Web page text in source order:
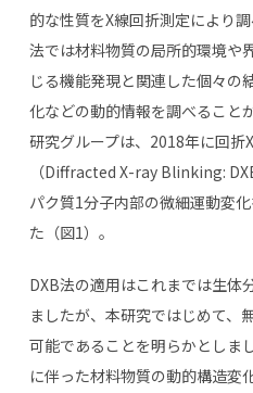
的な性質をX線回折測定により
法では材料物質の局所的環境や
じる機能発現と関連した個々の
化などの動的情報を調べること
研究グループは、2018年に回折
（Diffracted X-ray Blinking:
パク質1分子内部の微細運動変
た（図1）。
DXB法の適用はこれまでは生体
ましたが、本研究ではじめて、
可能であることを明らかとしま
に伴った材料物質の動的構造変